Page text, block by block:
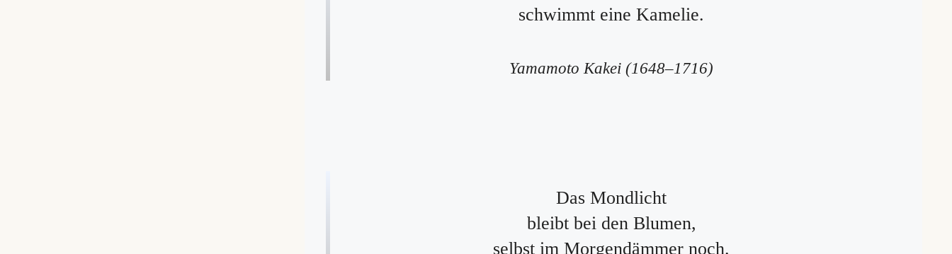
schwimmt eine Kamelie.
Yamamoto Kakei (1648–1716)
Das Mondlicht
bleibt bei den Blumen,
selbst im Morgendämmer noch.